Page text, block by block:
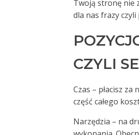
Twoją stronę nie
dla nas frazy
CZYLI
Czas – płacisz
część całego
Narzędzia – na